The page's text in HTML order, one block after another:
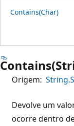
Contains(Char)
Origem:
Devolve um
ocorre dentro